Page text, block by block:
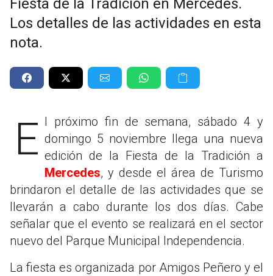
Fiesta de la Tradición en Mercedes.
Los detalles de las actividades en esta
nota.
El próximo fin de semana, sábado 4 y domingo 5 noviembre llega una nueva
edición de la Fiesta de la Tradición a
Mercedes, y desde el área de Turismo
brindaron el detalle de las actividades que se
llevarán a cabo durante los dos días. Cabe
señalar que el evento se realizará en el sector
nuevo del Parque Municipal Independencia.
La fiesta es organizada por Amigos Peñero y el